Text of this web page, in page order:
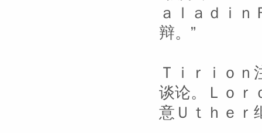
ａｌａｄｉ
辩。”
Ｔｉｒｉｏ
谈论。Ｌｏｒ
意Ｕｔｈｅｒ